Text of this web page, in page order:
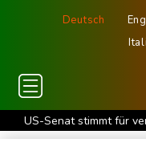
Deutsch
US-Senat stimmt für
US-Gericht setzt Bau